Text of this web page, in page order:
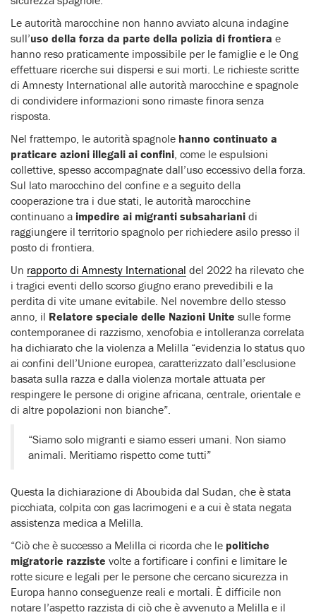
Le autorità marocchine non hanno avviato alcuna indagine
sull’uso della forza da parte della polizia di frontiera e
hanno reso praticamente impossibile per le famiglie e le Ong
effettuare ricerche sui dispersi e sui morti. Le richieste scritte
di Amnesty International alle autorità marocchine e spagnole
di condividere informazioni sono rimaste finora senza
risposta.
Nel frattempo, le autorità spagnole hanno continuato a
praticare azioni illegali ai confini, come le espulsioni
collettive, spesso accompagnate dall’uso eccessivo della forza.
Sul lato marocchino del confine e a seguito della
cooperazione tra i due stati, le autorità marocchine
continuano a impedire ai migranti subsahariani di
raggiungere il territorio spagnolo per richiedere asilo presso il
posto di frontiera.
Un rapporto di Amnesty International del 2022 ha rilevato che
i tragici eventi dello scorso giugno erano prevedibili e la
perdita di vite umane evitabile. Nel novembre dello stesso
anno, il Relatore speciale delle Nazioni Unite sulle forme
contemporanee di razzismo, xenofobia e intolleranza correlata
ha dichiarato che la violenza a Melilla “evidenzia lo status quo
ai confini dell’Unione europea, caratterizzato dall’esclusione
basata sulla razza e dalla violenza mortale attuata per
respingere le persone di origine africana, centrale, orientale e
di altre popolazioni non bianche”.
“Siamo solo migranti e siamo esseri umani. Non siamo
animali. Meritiamo rispetto come tutti”
Questa la dichiarazione di Aboubida dal Sudan, che è stata
picchiata, colpita con gas lacrimogeni e a cui è stata negata
assistenza medica a Melilla.
“Ciò che è successo a Melilla ci ricorda che le politiche
migratorie razziste volte a fortificare i confini e limitare le
rotte sicure e legali per le persone che cercano sicurezza in
Europa hanno conseguenze reali e mortali. È difficile non
notare l’aspetto razzista di ciò che è avvenuto a Melilla e il